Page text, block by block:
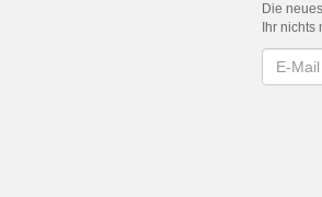
Die
Ihr